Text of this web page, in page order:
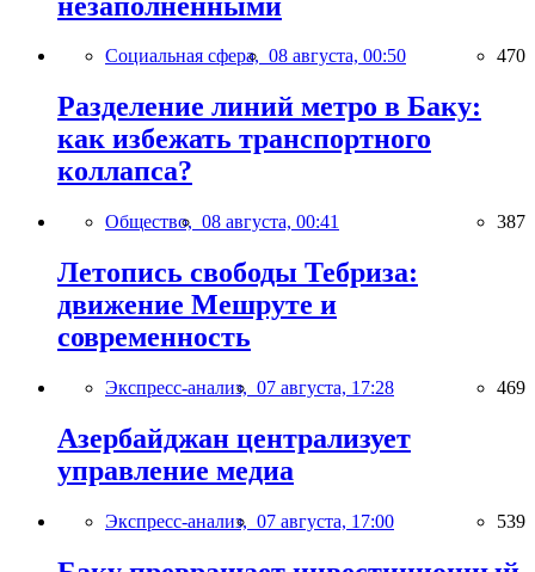
Социальная сфера, 08 августа, 00:50 470
Разделение линий метро в Баку:
как избежать транспортного
коллапса?
Общество, 08 августа, 00:41 387
Летопись свободы Тебриза:
движение Мешруте и
современность
Экспресс-анализ, 07 августа, 17:28 469
Азербайджан централизует
управление медиа
Экспресс-анализ, 07 августа, 17:00 539